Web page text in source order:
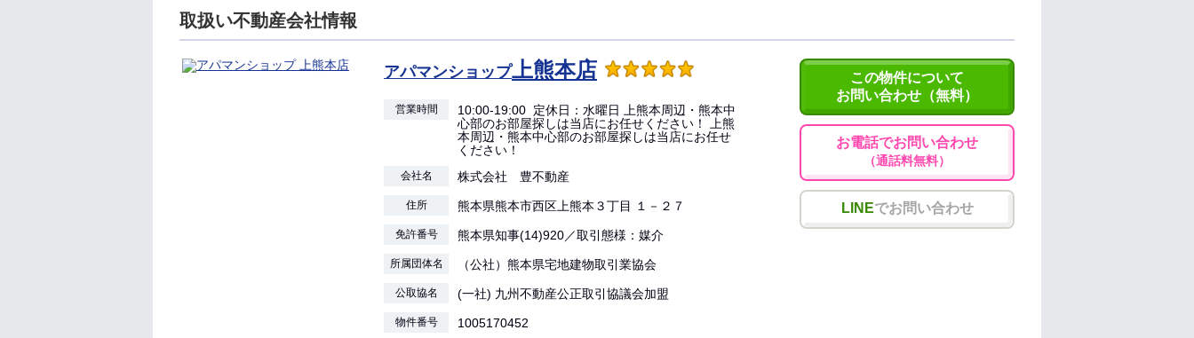
取扱い不動産会社情報
アパマンショップ上熊本店
営業時間
10:00-19:00 定休日：水曜日 上熊本周辺・熊本中
心部のお部屋探しは当店にお任せください！ 上熊
本周辺・熊本中心部のお部屋探しは当店にお任せ
ください！
会社名 株式会社 豊不動産
住所 熊本県熊本市西区上熊本３丁目 １－２７
免許番号 熊本県知事(14)920／取引態様：媒介
所属団体名 （公社）熊本県宅地建物取引業協会
公取協名 (一社) 九州不動産公正取引協議会加盟
物件番号 1005170452
この物件について
お問い合わせ（無料）
お電話でお問い合わせ
（通話料無料）
LINEでお問い合わせ